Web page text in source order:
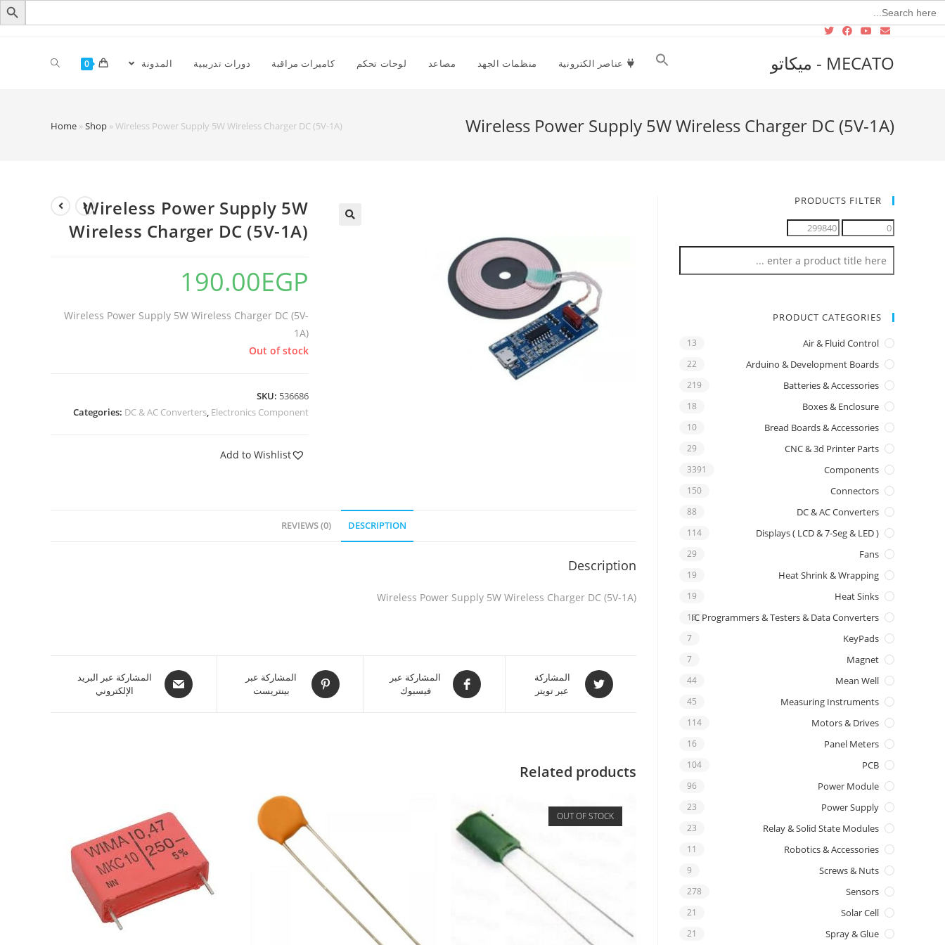
Search
for:
MECATO - ميكاتو عناصر الكترونية منظمات الجهد مصاعد لوحات تحكم كاميرات مراقبة دورات تدريبية المدونة 0
Wireless Power Supply 5W Wireless Charger DC (5V-1A)
Home »Shop »Wireless Power Supply 5W Wireless Charger DC (5V-1A)
Wireless Power Supply 5W
Wireless Charger DC (5V-1A)
190.00EGP
Wireless Power Supply 5W Wireless Charger DC (5V-
1A)
Out of stock
SKU: 536686
Categories: DC & AC Converters, Electronics Component
Add to Wishlist
DESCRIPTION
REVIEWS (0)
Description
Wireless Power Supply 5W Wireless Charger DC (5V-1A)
المشاركة
عبر تويتر
المشاركة عبر
فيسبوك
المشاركة عبر
بينتريست
المشاركة عبر البريد
الإلكتروني
Related products
OUT OF STOCK
PRODUCTS FILTER
PRODUCT CATEGORIES
Air & Fluid Control
13
Arduino & Development Boards
22
Batteries & Accessories
219
Boxes & Enclosure
18
Bread Boards & Accessories
10
CNC & 3d Printer Parts
29
Components
3391
Connectors
150
DC & AC Converters
88
Displays ( LCD & 7-Seg & LED )
114
Fans
29
Heat Shrink & Wrapping
19
Heat Sinks
19
IC Programmers & Testers & Data Converters
16
KeyPads
7
Magnet
7
Mean Well
44
Measuring Instruments
45
Motors & Drives
114
Panel Meters
16
PCB
104
Power Module
96
Power Supply
23
Relay & Solid State Modules
23
Robotics & Accessories
11
Screws & Nuts
9
Sensors
278
Solar Cell
21
Spray & Glue
21